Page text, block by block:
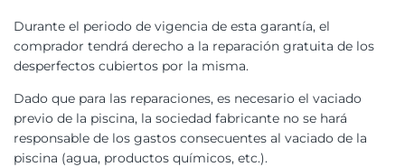
Durante el periodo de vigencia de esta garantía, el
comprador tendrá derecho a la reparación gratuita de los
desperfectos cubiertos por la misma.
Dado que para las reparaciones, es necesario el vaciado
previo de la piscina, la sociedad fabricante no se hará
responsable de los gastos consecuentes al vaciado de la
piscina (agua, productos químicos, etc.).